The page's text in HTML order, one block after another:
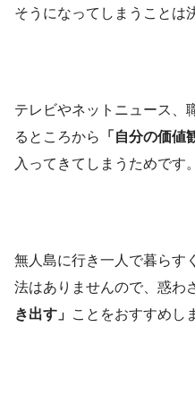
そうになってしまうことは
テレビやネットニュース、
るところから
「自分の価値
入ってきてしまうためです。
無人島に行き一人で暮らす
法はありませんので、惑わ
き出す」 ことをおすすめし